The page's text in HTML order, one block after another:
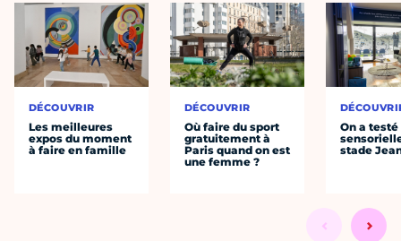
DÉCOUVRIR
Les meilleures
expos du moment
à faire en famille
DÉCOUVRIR
Où faire du sport
gratuitement à
Paris quand on est
une femme ?
On a
stade